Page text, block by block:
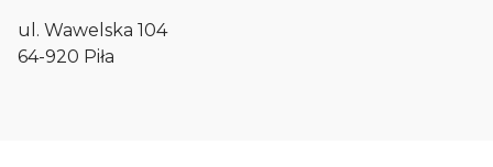
ul. Wawelska 104
64-920 Piła